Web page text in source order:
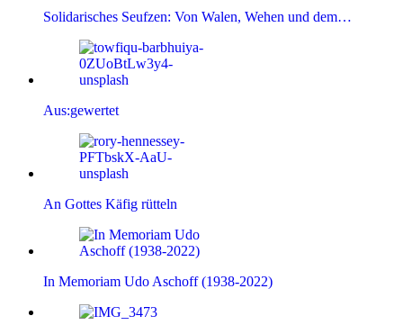
Solidarisches Seufzen: Von Walen, Wehen und dem…
Aus:gewertet
An Gottes Käfig rütteln
In Memoriam Udo Aschoff (1938-2022)